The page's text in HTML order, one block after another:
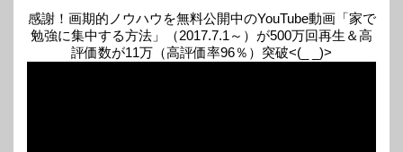
感謝！画期的ノウハウを無料公開中のYouTube動画「家で
勉強に集中する方法」（2017.7.1～）が500万回再生＆高
評価数が11万（高評価率96％）突破<(_ _)>